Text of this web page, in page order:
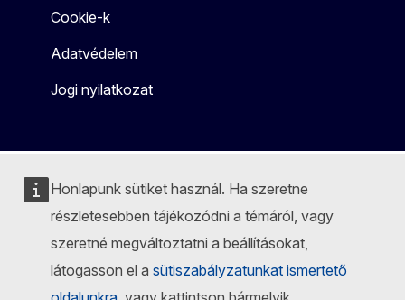
Honlapunk sütiket használ. Ha szeretne
részletesebben tájékozódni a témáról, vagy
szeretné megváltoztatni a beállításokat,
látogasson el a sütiszabályzatunkat ismertető
Cookie-k
Adatvédelem
Jogi nyilatkozat